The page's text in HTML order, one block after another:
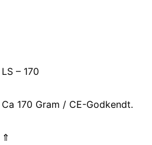
LS – 170
Ca 170 Gram / CE-Godkendt.
⇑